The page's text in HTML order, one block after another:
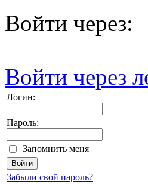
Войти через:
Войти через
Логин:
Пароль:
Запомнить меня
Забыли свой пароль?